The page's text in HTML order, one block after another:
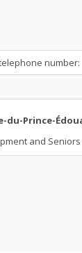
number:
du-Prince-
and